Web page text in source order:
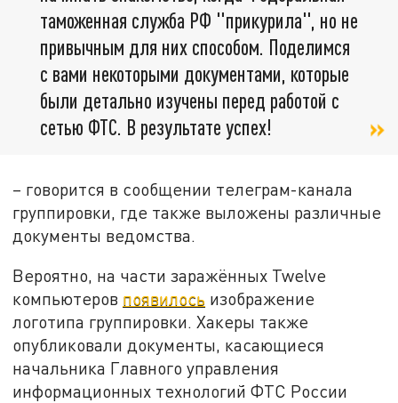
таможенная служба РФ "прикурила", но не
привычным для них способом. Поделимся
с вами некоторыми документами, которые
были детально изучены перед работой с
сетью ФТС. В результате успех!
– говорится в сообщении телеграм-канала
группировки, где также выложены различные
документы ведомства.
Вероятно, на части заражённых Twelve
компьютеров появилось изображение
логотипа группировки. Хакеры также
опубликовали документы, касающиеся
начальника Главного управления
информационных технологий ФТС России